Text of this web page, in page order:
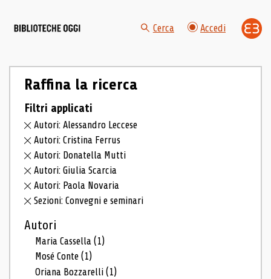
Cerca Accedi
Raffina la ricerca
Filtri applicati
Autori: Alessandro Leccese
Autori: Cristina Ferrus
Autori: Donatella Mutti
Autori: Giulia Scarcia
Autori: Paola Novaria
Sezioni: Convegni e seminari
Autori
Maria Cassella(1)
Mosé Conte(1)
Oriana Bozzarelli(1)